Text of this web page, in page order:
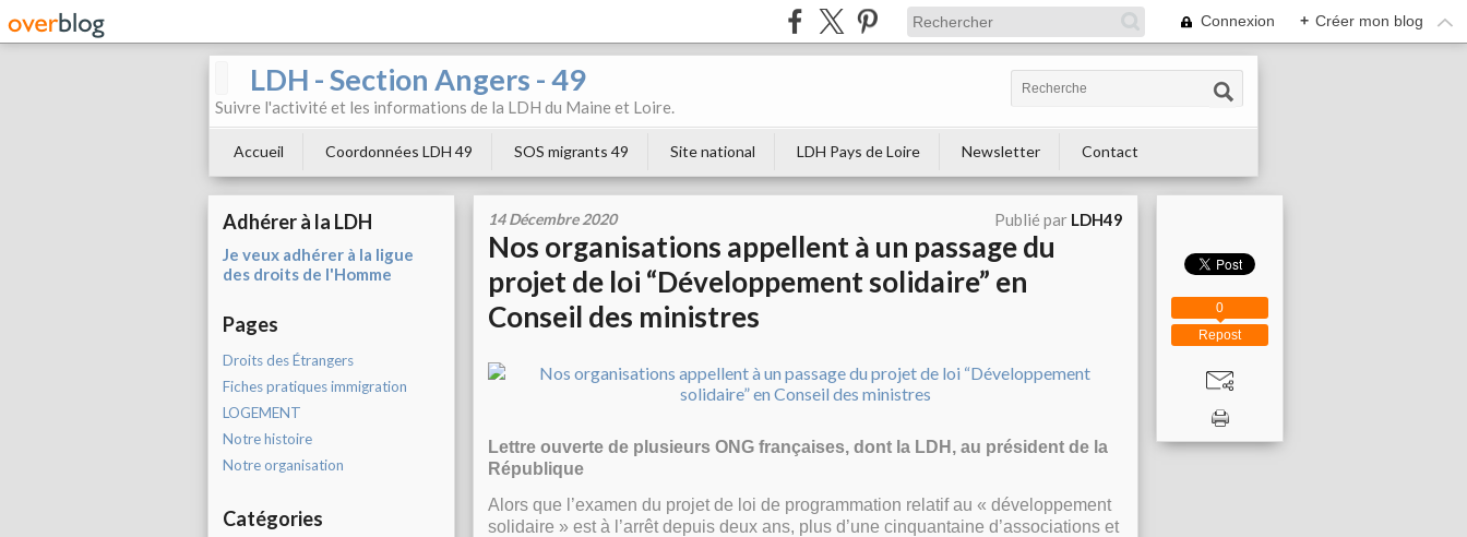
Connexion + Créer mon blog
LDH - Section Angers - 49
Suivre l'activité et les informations de la LDH du Maine et Loire.
Accueil Coordonnées LDH 49 SOS migrants 49 Site national LDH Pays de Loire Newsletter Contact
Adhérer à la LDH
Je veux adhérer à la ligue
des droits de l'Homme
Pages
Droits des Étrangers
Fiches pratiques immigration
LOGEMENT
Notre histoire
Notre organisation
Catégories
14 Décembre 2020 Publié par LDH49
Nos organisations appellent à un passage du
projet de loi “Développement solidaire” en
Conseil des ministres
Lettre ouverte de plusieurs ONG françaises, dont la LDH, au président de la
République
Alors que l’examen du projet de loi de programmation relatif au « développement
solidaire » est à l’arrêt depuis deux ans, plus d’une cinquantaine d’associations et
Repost
0